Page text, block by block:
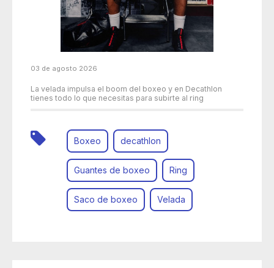
03 de agosto 2026
La velada impulsa el boom del boxeo y en Decathlon
tienes todo lo que necesitas para subirte al ring
Boxeo decathlon
Guantes de boxeo Ring
Saco de boxeo Velada